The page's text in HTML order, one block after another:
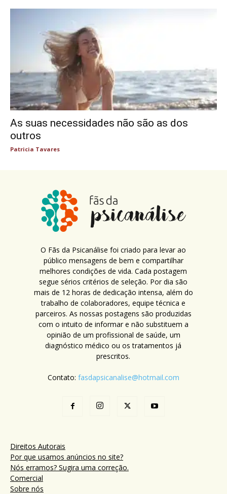
As suas necessidades não são as dos
outros
Patricia Tavares
O Fãs da Psicanálise foi criado para levar ao
público mensagens de bem e compartilhar
melhores condições de vida. Cada postagem
segue sérios critérios de seleção. Por dia são
mais de 12 horas de dedicação intensa, além do
trabalho de colaboradores, equipe técnica e
parceiros. As nossas postagens são produzidas
com o intuito de informar e não substituem a
opinião de um profissional de saúde, um
diagnóstico médico ou os tratamentos já
prescritos.
Contato: fasdapsicanalise@hotmail.com
Direitos Autorais
Por que usamos anúncios no site?
Nós erramos? Sugira uma correção.
Comercial
Sobre nós